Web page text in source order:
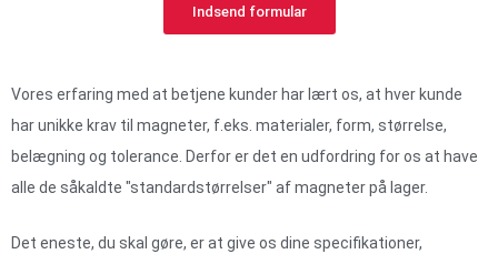
Indsend formular
Vores erfaring med at betjene kunder har lært os, at hver kunde
har unikke krav til magneter, f.eks. materialer, form, størrelse,
belægning og tolerance. Derfor er det en udfordring for os at have
alle de såkaldte "standardstørrelser" af magneter på lager.
Det eneste, du skal gøre, er at give os dine specifikationer,